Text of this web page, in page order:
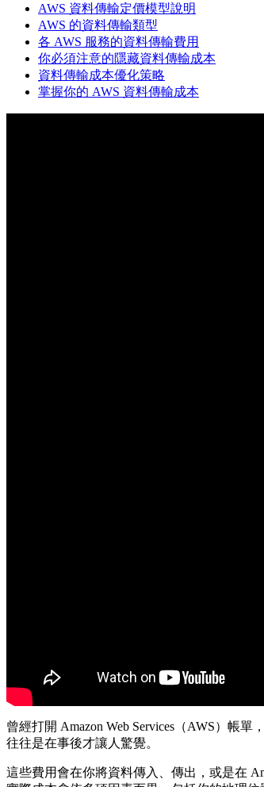
AWS 資料傳輸定價模型說明
AWS 的資料傳輸類型
各 AWS 服務的資料傳輸費用
你必須注意的隱藏資料傳輸成本
資料傳輸成本優化策略
掌握你的 AWS 資料傳輸成本
曾經打開 Amazon Web Services（AWS）帳
往往是在事後才讓人驚覺。
這些費用會在你將資料傳入、傳出，或是在